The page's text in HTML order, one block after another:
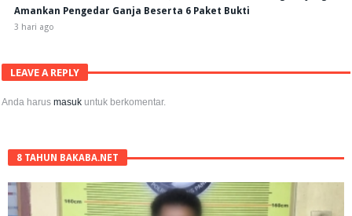
Amankan Pengedar Ganja Beserta 6 Paket Bukti
3 hari ago
LEAVE A REPLY
Anda harusmasuk untuk berkomentar.
8 TAHUN BAKABA.NET